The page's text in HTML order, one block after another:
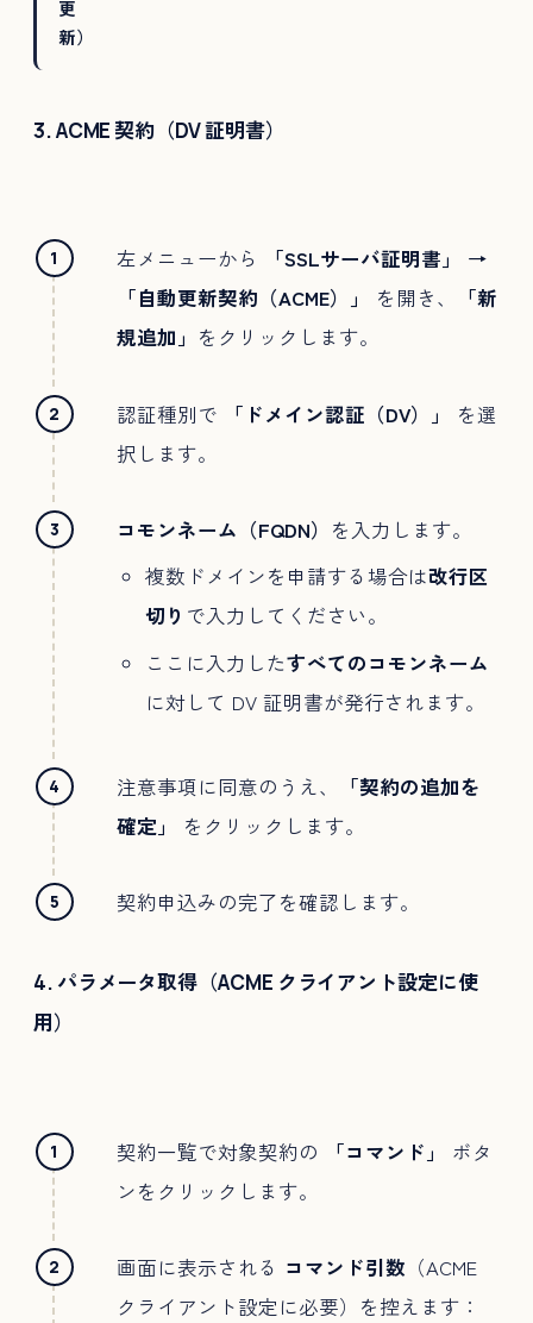
更
新）
3. ACME 契約（DV 証明書）
左メニューから
「SSLサーバ証明書」 →
「自動更新契約（ACME）」
を開き、
「新
規追加」 をクリックします。
認証種別で 「ドメイン認証（DV）」
を選
択します。
コモンネーム（FQDN） を入力します。
複数ドメインを申請する場合は改行区
切り で入力してください。
ここに入力したすべてのコモンネーム
に対して DV 証明書が発行されます。
注意事項に同意のうえ、
「契約の追加を
確定」
をクリックします。
契約申込みの完了を確認します。
4. パラメータ取得（ACME クライアント設定に使
用）
契約一覧で対象契約の 「コマンド」
ボタ
ンをクリックします。
画面に表示される コマンド引数 （ACME
クライアント設定に必要）を控えます：